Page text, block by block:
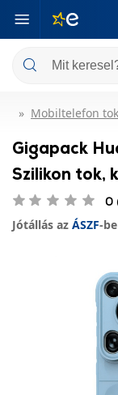
Mobiltelefon tok
Gigapack
Szilikon tok,
0
Jótállás az ÁSZF-